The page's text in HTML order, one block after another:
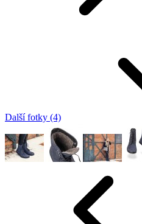
Další fotky (4)